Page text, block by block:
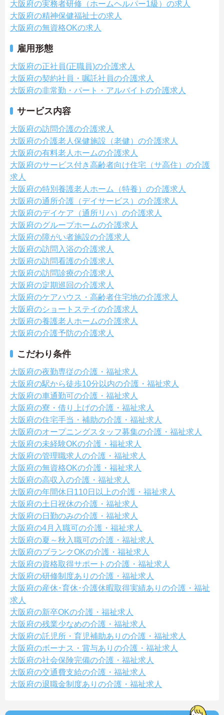
大阪府の実務者研修（ホームヘルパー1級）の求人
大阪府の精神保健福祉士の求人
大阪府の無資格OKの求人
雇用形態
大阪府の正社員(正職員)の介護求人
大阪府の契約社員・嘱託社員の介護求人
大阪府の非常勤・パート・アルバイトの介護求人
サービス内容
大阪府の訪問介護の介護求人
大阪府の介護老人保健施設（老健）の介護求人
大阪府の有料老人ホームの介護求人
大阪府のサービス付き高齢者向け住宅（サ高住）の介護
求人
大阪府の特別養護老人ホーム（特養）の介護求人
大阪府の通所介護（デイサービス）の介護求人
大阪府のデイケア（通所リハ）の介護求人
大阪府のグループホームの介護求人
大阪府の障がい者施設の介護求人
大阪府の訪問入浴の介護求人
大阪府の訪問看護の介護求人
大阪府の訪問診療の介護求人
大阪府の定期巡回の介護求人
大阪府のケアハウス・高齢者住宅地の介護求人
大阪府のショートステイの介護求人
大阪府の養護老人ホームの介護求人
大阪府の介護予防の介護求人
こだわり条件
大阪府の夜勤専従の介護・福祉求人
大阪府の駅から徒歩10分以内の介護・福祉求人
大阪府の車通勤可の介護・福祉求人
大阪府の寮・借り上げの介護・福祉求人
大阪府の住宅手当・補助の介護・福祉求人
大阪府のオープニングスタッフ募集の介護・福祉求人
大阪府の未経験OKの介護・福祉求人
大阪府の管理職求人の介護・福祉求人
大阪府の無資格OKの介護・福祉求人
大阪府の高収入の介護・福祉求人
大阪府の年間休日110日以上の介護・福祉求人
大阪府の土日祝休の介護・福祉求人
大阪府の日勤のみの介護・福祉求人
大阪府の4月入職可の介護・福祉求人
大阪府の夏～秋入職可の介護・福祉求人
大阪府のブランクOKの介護・福祉求人
大阪府の資格取得サポートの介護・福祉求人
大阪府の研修制度ありの介護・福祉求人
大阪府の産休･育休･介護休暇取得実績ありの介護・福祉
求人
大阪府の新卒OKの介護・福祉求人
大阪府の残業少なめの介護・福祉求人
大阪府の託児所・育児補助ありの介護・福祉求人
大阪府のボーナス・賞与ありの介護・福祉求人
大阪府の社会保険完備の介護・福祉求人
大阪府の交通費支給の介護・福祉求人
大阪府の退職金制度ありの介護・福祉求人